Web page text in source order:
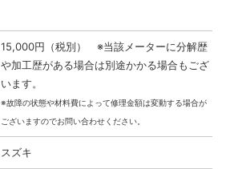
15,000円（税別） ※当該メーターに分解歴
や加工歴がある場合は別途かかる場合もござ
います。
※故障の状態や材料費によって修理金額は変動する場合が
ございますのでお問い合わせください。
スズキ